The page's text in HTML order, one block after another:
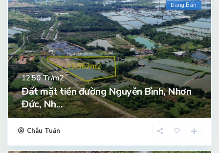
Đang Bán
12.50Tr/m2
Đất mặt tiền đường Nguyễn Bình, Nhơn
Đức, Nh...
Châu Tuấn